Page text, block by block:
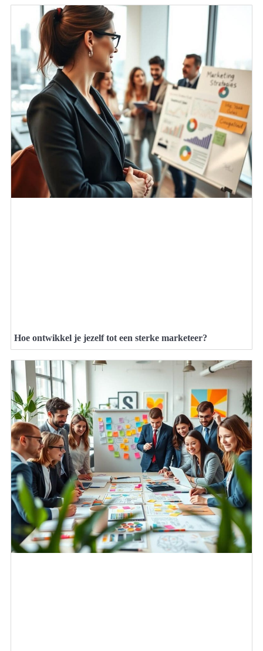
Hoe ontwikkel je jezelf tot een sterke marketeer?